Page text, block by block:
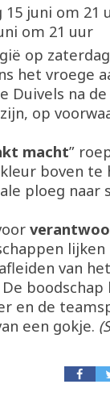
15 juni om 21
om 21 uur
op
het vroege
Duivels na
op
macht”
boven te
ploeg naar
van
en de
een gokje.